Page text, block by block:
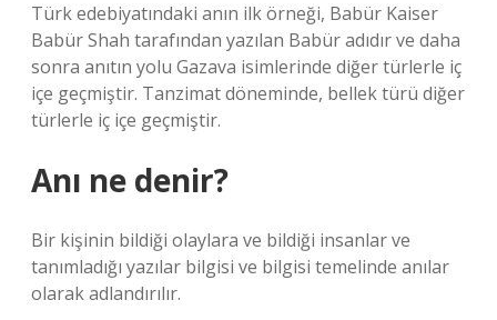
Türk edebiyatındaki anın ilk örneği, Babür Kaiser
Babür Shah tarafından yazılan Babür adıdır ve daha
sonra anıtın yolu Gazava isimlerinde diğer türlerle iç
içe geçmiştir. Tanzimat döneminde, bellek türü diğer
türlerle iç içe geçmiştir.
Anı ne denir?
Bir kişinin bildiği olaylara ve bildiği insanlar ve
tanımladığı yazılar bilgisi ve bilgisi temelinde anılar
olarak adlandırılır.